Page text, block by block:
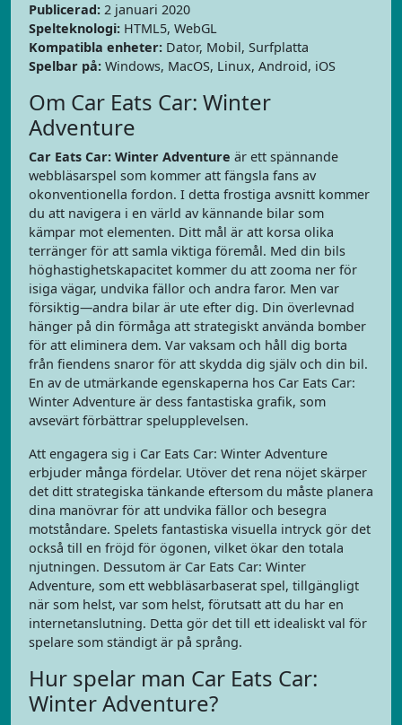
Publicerad: 2 januari 2020
Spelteknologi: HTML5, WebGL
Kompatibla enheter: Dator, Mobil, Surfplatta
Spelbar på: Windows, MacOS, Linux, Android, iOS
Om Car Eats Car: Winter
Adventure
Car Eats Car: Winter Adventure är ett spännande
webbläsarspel som kommer att fängsla fans av
okonventionella fordon. I detta frostiga avsnitt kommer
du att navigera i en värld av kännande bilar som
kämpar mot elementen. Ditt mål är att korsa olika
terränger för att samla viktiga föremål. Med din bils
höghastighetskapacitet kommer du att zooma ner för
isiga vägar, undvika fällor och andra faror. Men var
försiktig—andra bilar är ute efter dig. Din överlevnad
hänger på din förmåga att strategiskt använda bomber
för att eliminera dem. Var vaksam och håll dig borta
från fiendens snaror för att skydda dig själv och din bil.
En av de utmärkande egenskaperna hos Car Eats Car:
Winter Adventure är dess fantastiska grafik, som
avsevärt förbättrar spelupplevelsen.
Att engagera sig i Car Eats Car: Winter Adventure
erbjuder många fördelar. Utöver det rena nöjet skärper
det ditt strategiska tänkande eftersom du måste planera
dina manövrar för att undvika fällor och besegra
motståndare. Spelets fantastiska visuella intryck gör det
också till en fröjd för ögonen, vilket ökar den totala
njutningen. Dessutom är Car Eats Car: Winter
Adventure, som ett webbläsarbaserat spel, tillgängligt
när som helst, var som helst, förutsatt att du har en
internetanslutning. Detta gör det till ett idealiskt val för
spelare som ständigt är på språng.
Hur spelar man Car Eats Car:
Winter Adventure?